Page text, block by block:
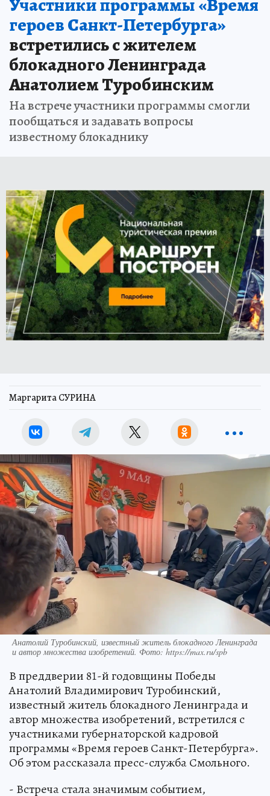
Участники программы «Время
героев Санкт-Петербурга»
встретились с жителем
блокадного Ленинграда
Анатолием Туробинским
На встрече участники программы смогли
пообщаться и задавать вопросы
известному блокаднику
Маргарита СУРИНА
Анатолий Туробинский, известный житель блокадного Ленинграда
и автор множества изобретений. Фото: https://max.ru/spb
В преддверии 81-й годовщины Победы
Анатолий Владимирович Туробинский,
известный житель блокадного Ленинграда и
автор множества изобретений, встретился с
участниками губернаторской кадровой
программы «Время героев Санкт-Петербурга».
Об этом рассказала пресс-служба Смольного.
- Встреча стала значимым событием,